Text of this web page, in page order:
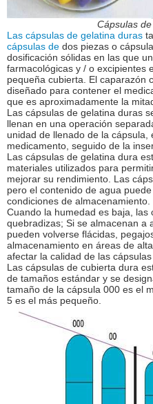
Cápsulas
Las cápsulas de gelatina duras
cápsulas de dos piezas o
dosificación sólidas en las que
farmacológicas y / o excipientes
pequeña cubierta. El caparazón
diseñado para contener el
que es aproximadamente la
Las cápsulas de gelatina duras
llenan en una operación
unidad de llenado de la cápsula,
medicamento, seguido de la
Las cápsulas de gelatina dura
materiales utilizados para
mejorar su rendimiento. Las
pero el contenido de agua
condiciones de almacenamiento.
Cuando la humedad es baja, las
quebradizas; Si se almacenan a
pueden volverse flácidas,
almacenamiento en áreas de
afectar la calidad de las
Las cápsulas de cubierta dura
de tamaños estándar y se
tamaño de la cápsula 000 es el
5 es el más pequeño.